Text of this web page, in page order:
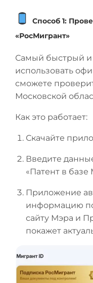
Способ 1:
«РосМигрант»
Самый быстрый
использовать
сможете
Московской
Как это работает:
Скачайте
Введите
«Патент в
Приложение
информацию
сайту Мэра и
покажет